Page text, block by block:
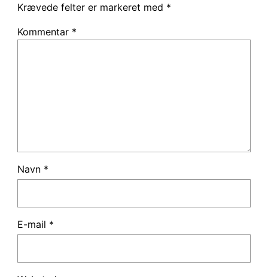
Krævede felter er markeret med *
Kommentar *
Navn *
E-mail *